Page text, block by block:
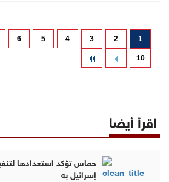
1
2
3
4
5
6
10
اقرأ أيضا
حماس تؤكد استعدادها
إسرائيل به